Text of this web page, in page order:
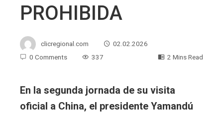
PROHIBIDA
clicregional.com
02.02.2026
0 Comments
337 2 Mins Read
En la segunda jornada de su visita
oficial a China, el presidente Yamandú